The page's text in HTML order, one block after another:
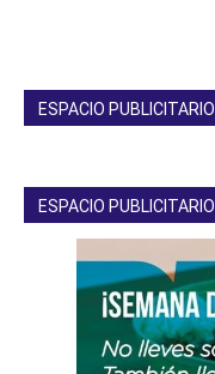
ESPACIO PUBLICITARIO
ESPACIO PUBLICITARIO